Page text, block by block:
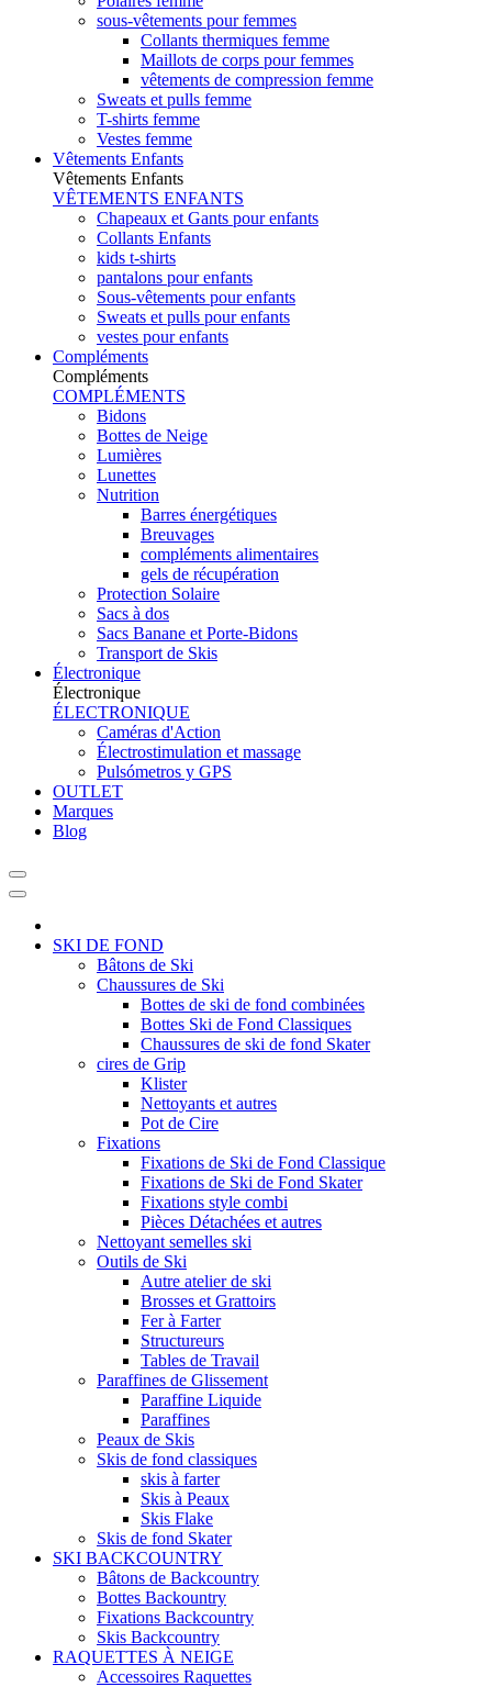
sous-vêtements pour femmes
Collants thermiques femme
Maillots de corps pour femmes
vêtements de compression femme
Sweats et pulls femme
T-shirts femme
Vestes femme
Vêtements Enfants
Vêtements Enfants
VÊTEMENTS ENFANTS
Chapeaux et Gants pour enfants
Collants Enfants
kids t-shirts
pantalons pour enfants
Sous-vêtements pour enfants
Sweats et pulls pour enfants
vestes pour enfants
Compléments
Compléments
COMPLÉMENTS
Bidons
Bottes de Neige
Lumières
Lunettes
Nutrition
Barres énergétiques
Breuvages
compléments alimentaires
gels de récupération
Protection Solaire
Sacs à dos
Sacs Banane et Porte-Bidons
Transport de Skis
Électronique
Électronique
ÉLECTRONIQUE
Caméras d'Action
Électrostimulation et massage
Pulsómetros y GPS
OUTLET
Marques
Blog
SKI DE FOND
Bâtons de Ski
Chaussures de Ski
Bottes de ski de fond combinées
Bottes Ski de Fond Classiques
Chaussures de ski de fond Skater
cires de Grip
Klister
Nettoyants et autres
Pot de Cire
Fixations
Fixations de Ski de Fond Classique
Fixations de Ski de Fond Skater
Fixations style combi
Pièces Détachées et autres
Nettoyant semelles ski
Outils de Ski
Autre atelier de ski
Brosses et Grattoirs
Fer à Farter
Structureurs
Tables de Travail
Paraffines de Glissement
Paraffine Liquide
Paraffines
Peaux de Skis
Skis de fond classiques
skis à farter
Skis à Peaux
Skis Flake
Skis de fond Skater
SKI BACKCOUNTRY
Bâtons de Backcountry
Bottes Backountry
Fixations Backcountry
Skis Backcountry
RAQUETTES À NEIGE
Accessoires Raquettes